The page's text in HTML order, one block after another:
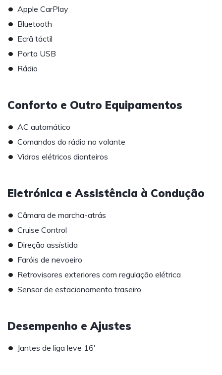
• Apple CarPlay
• Bluetooth
• Ecrã táctil
• Porta USB
• Rádio
Conforto e Outro Equipamentos
• AC automático
• Comandos do rádio no volante
• Vidros elétricos dianteiros
Eletrónica e Assistência à Condução
• Câmara de marcha-atrás
• Cruise Control
• Direção assístida
• Faróis de nevoeiro
• Retrovisores exteriores com regulação elétrica
• Sensor de estacionamento traseiro
Desempenho e Ajustes
• Jantes de liga leve 16'